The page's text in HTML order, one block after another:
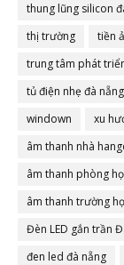
thung lũng silicon
thị trường
tiền
trung tâm phát
tủ điện nhẹ đà nẵng
windown
xu
âm thanh nhà
âm thanh phòng
âm thanh trường
Đèn LED gắn trần
đen led đà nẵng